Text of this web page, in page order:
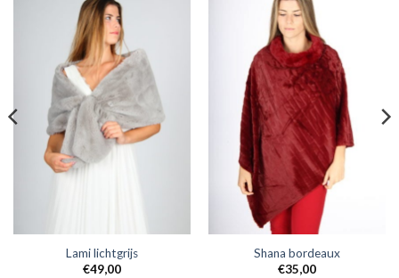
Lami lichtgrijs
€49,00
Shana bordeaux
€35,00